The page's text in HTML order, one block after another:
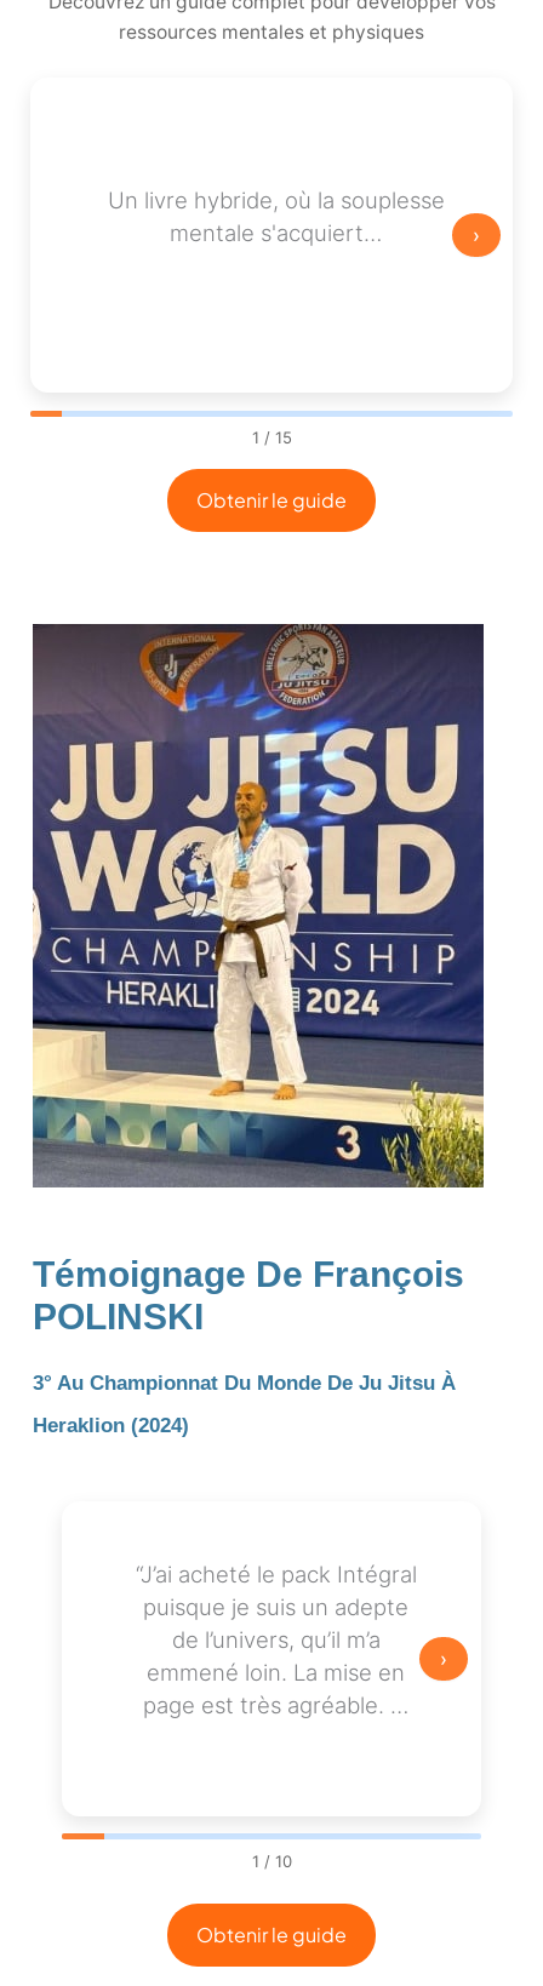
ressources mentales et physiques
Un livre hybride, où la souplesse
mentale s'acquiert… ›
1 / 15
Obtenir le guide
Témoignage De François
POLINSKI
3° Au Championnat Du Monde De Ju Jitsu À
Heraklion (2024)
“J’ai acheté le pack Intégral
puisque je suis un adepte
de l’univers, qu’il m’a
emmené loin. La mise en
page est très agréable. …
›
1 / 10
Obtenir le guide